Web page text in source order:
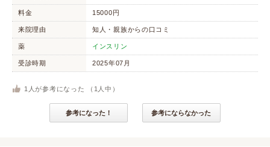
料金 15000円
来院理由 知人・親族からの口コミ
薬 インスリン
受診時期 2025年07月
1 人が参考になった （ 1 人中）
参考になった！ 参考にならなかった